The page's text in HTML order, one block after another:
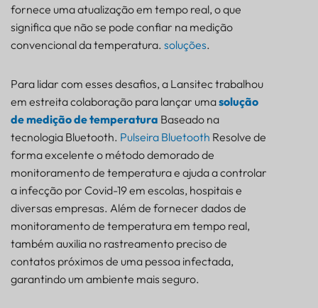
fornece uma atualização em tempo real, o que
significa que não se pode confiar na medição
convencional da temperatura. soluções.
Para lidar com esses desafios, a Lansitec trabalhou
em estreita colaboração para lançar umasolução
de medição de temperatura Baseado na
tecnologia Bluetooth. Pulseira Bluetooth Resolve de
forma excelente o método demorado de
monitoramento de temperatura e ajuda a controlar
a infecção por Covid-19 em escolas, hospitais e
diversas empresas. Além de fornecer dados de
monitoramento de temperatura em tempo real,
também auxilia no rastreamento preciso de
contatos próximos de uma pessoa infectada,
garantindo um ambiente mais seguro.